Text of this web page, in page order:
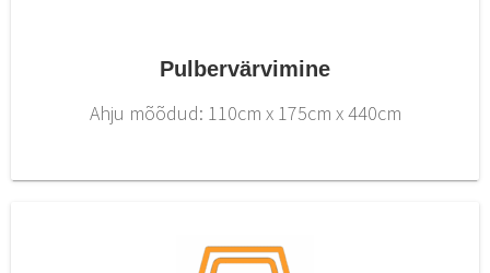
Pulbervärvimine
Ahju mõõdud: 110cm x 175cm x 440cm